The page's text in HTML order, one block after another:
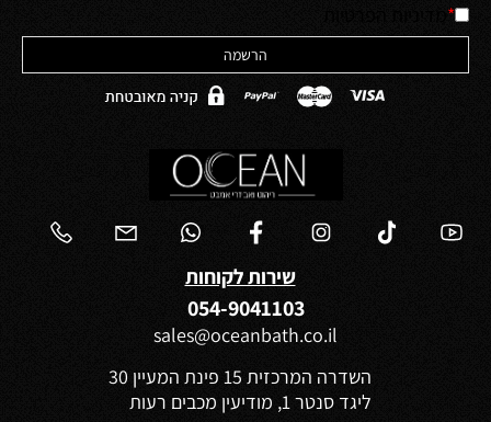
*
שירות לקוחות
054-9041103
sales@oceanbath.co.il
השדרה המרכזית 15 פינת המעיין 30
ליגד סנטר 1, מודיעין מכבים רעות